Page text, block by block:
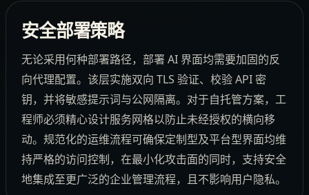
安全部署策略
无论采用何种部署路径，部署 AI 界面均需要加固的反
向代理配置。该层实施双向 TLS 验证、校验 API 密
钥，并将敏感提示词与公网隔离。对于自托管方案，工
程师必须精心设计服务网格以防止未经授权的横向移
动。规范化的运维流程可确保定制型及平台型界面均维
持严格的访问控制，在最小化攻击面的同时，支持安全
地集成至更广泛的企业管理流程，且不影响用户隐私。